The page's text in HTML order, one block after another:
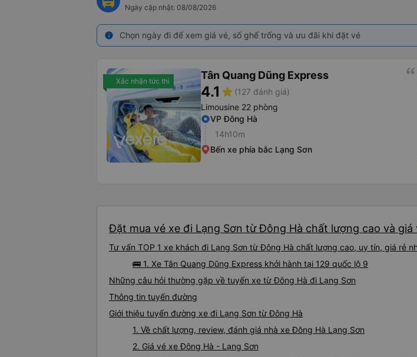
Ngày cập nhật: 08/08/2026
info Chọn ngày đi để xem giá vé, số ghế trống và ưu đãi khi đặt vé
Xác nhận tức thì Tân Quang Dũng Express
4.1 star (127 đánh giá)
Limousine 22 phòng
VP Đông Hà
14h10m
Bến xe phía bắc Lạng Sơn
Đặt mua vé xe đi Lạng Sơn từ Đông Hà chất lượng cao và giá
Tư vấn TOP 1 xe khách đi Lạng Sơn từ Đông Hà chất lượng cao, uy tín, giá rẻ
🚌 1. Xe Tân Quang Dũng Express khởi hành tại 129 quốc lộ 9
Những câu hỏi thường gặp về tuyến xe từ Đông Hà đi Lạng Sơn
Thông tin tuyến đường
Giới thiệu tuyến đường xe đi Lạng Sơn từ Đông Hà
1. Về chất lượng, review, đánh giá nhà xe Đông Hà Lạng Sơn
2. Giá vé xe Đông Hà - Lạng Sơn